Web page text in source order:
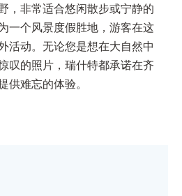
，非常适合悠闲散步或宁静的
一个风景度假胜地，游客在这
活动。无论您是想在大自然中
叹的照片，瑞什特都承诺在齐
供难忘的体验。